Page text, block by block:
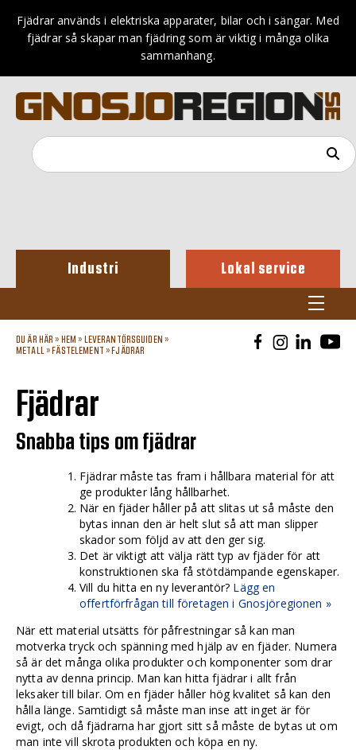
Fjädrar används i elektriska apparater, bilar och i sängar. Med
fjädrar så skapar man fjädring som är viktig i många olika
sammanhang.
Industri Lokal service
DU ÄR HÄR » HEM » LEVERANTÖRSGUIDEN »
METALL
» FÄSTELEMENT » FJÄDRAR
Fjädrar
Snabba tips om fjädrar
Fjädrar måste tas fram i hållbara material för att
ge produkter lång hållbarhet.
När en fjäder håller på att slitas ut så måste den
bytas innan den är helt slut så att man slipper
skador som följd av att den ger sig.
Det är viktigt att välja rätt typ av fjäder för att
konstruktionen ska få stötdämpande egenskaper.
Vill du hitta en ny leverantör? Lägg en
offertförfrågan till företagen i Gnosjöregionen »
När ett material utsätts för påfrestningar så kan man
motverka tryck och spänning med hjälp av en fjäder. Numera
så är det många olika produkter och komponenter som drar
nytta av denna princip. Man kan hitta fjädrar i allt från
leksaker till bilar. Om en fjäder håller hög kvalitet så kan den
hålla länge. Samtidigt så måste man inse att inget är för
evigt, och då fjädrarna har gjort sitt så måste de bytas ut om
man inte vill skrota produkten och köpa en ny.